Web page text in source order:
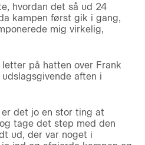
hvordan det så ud 24
kampen først gik i gang,
mig virkelig,
på hatten over Frank
aften i
det jo en stor ting at
tage det step med den
ud, der var noget i